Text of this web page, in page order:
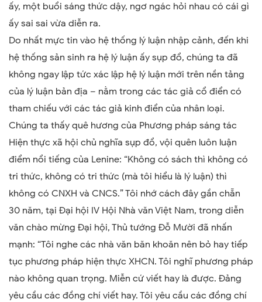
ấy, một buổi sáng thức dậy, ngơ ngác hỏi nhau có cái gì
ấy sai sai vừa diễn ra.
Do nhất mực tin vào hệ thống lý luận nhập cảnh, đến khi
hệ thống sản sinh ra hệ lý luận ấy sụp đổ, chúng ta đã
không ngay lập tức xác lập hệ lý luận mới trên nền tảng
của lý luận bản địa – nằm trong các tác giả cổ điển có
tham chiếu với các tác giả kinh điển của nhân loại.
Chúng ta thấy quê hương của Phương pháp sáng tác
Hiện thực xã hội chủ nghĩa sụp đổ, vội quên luôn luận
điểm nổi tiếng của Lenine: “Không có sách thì không có
tri thức, không có tri thức (mà tôi hiểu là lý luận) thì
không có CNXH và CNCS.” Tôi nhớ cách đây gần chẵn
30 năm, tại Đại hội IV Hội Nhà văn Việt Nam, trong diễn
văn chào mừng Đại hội, Thủ tướng Đỗ Mười đã nhấn
mạnh: “Tôi nghe các nhà văn băn khoăn nên bỏ hay tiếp
tục phương pháp hiện thực XHCN. Tôi nghĩ phương pháp
nào không quan trọng. Miễn cứ viết hay là được. Đảng
yêu cầu các đồng chí viết hay. Tôi yêu cầu các đồng chí